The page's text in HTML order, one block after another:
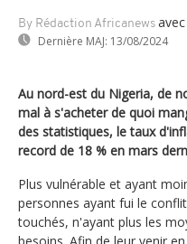
By Rédaction Africanews
Dernière MAJ: 13/08/2024
Au nord-est du Nigeria, de
mal à s'acheter de quoi
des statistiques, le taux
record de 18 % en mars
Plus vulnérable et ayant
personnes ayant fui le
touchés, n'ayant plus les